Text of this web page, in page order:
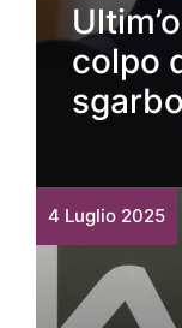
colpo
4 Luglio 2025